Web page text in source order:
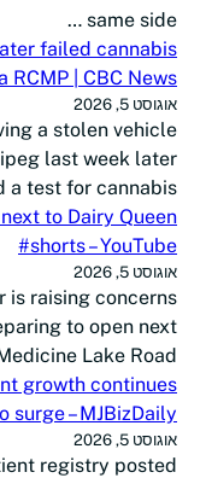
same side …
failed cannabis
RCMP | CBC News
אוגוסט 5, 2026
a stolen vehicle
last week later
a test for cannabis.
to Dairy Queen
#shorts – YouTube
אוגוסט 5, 2026
is raising concerns
to open next
Lake Road …
growth continues
surge – MJBizDaily
אוגוסט 5, 2026
registry posted